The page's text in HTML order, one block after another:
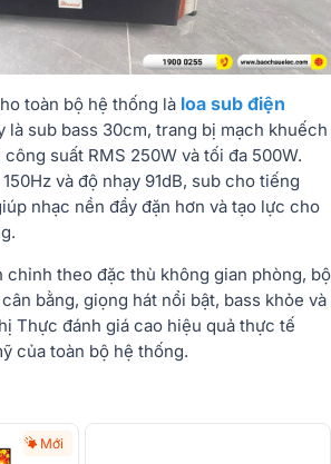
toàn bộ hệ thống là loa sub điện
là sub bass 30cm, trang bị mạch khuếch
suất RMS 250W và tối đa 500W.
và độ nhạy 91dB, sub cho tiếng
nhạc nền đầy đặn hơn và tạo lực cho
chỉnh theo đặc thù không gian phòng, bộ
bằng, giọng hát nổi bật, bass khỏe và
Thực đánh giá cao hiệu quả thực tế
của toàn bộ hệ thống.
Mới